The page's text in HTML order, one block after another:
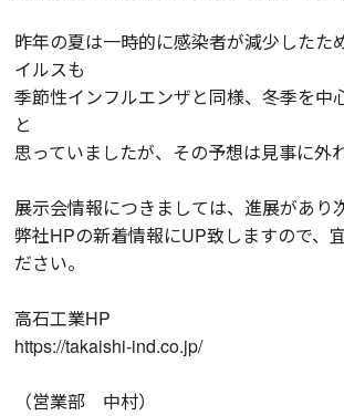
昨年の夏は一時的に感染者が減少したた
イルスも
季節性インフルエンザと同様、冬季を中
と
思っていましたが、その予想は見事に外
展示会情報につきましては、進展があり
弊社HPの新着情報にUP致しますので、
ださい。
高石工業HP
https://takaishi-ind.co.jp/
（営業部 中村）